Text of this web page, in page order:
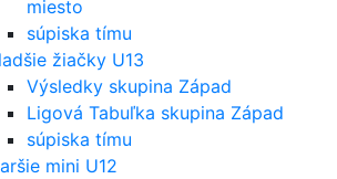
miesto
súpiska tímu
žiačky U13
Výsledky skupina Západ
Ligová Tabuľka skupina Západ
súpiska tímu
mini U12